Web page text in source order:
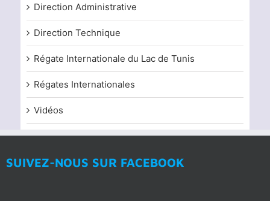
Direction Administrative
Direction Technique
Régate Internationale du Lac de Tunis
Régates Internationales
Vidéos
SUIVEZ-NOUS SUR FACEBOOK